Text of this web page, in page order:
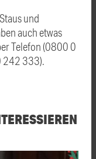
und
auch etwas
Telefon (0800 0
242 333).